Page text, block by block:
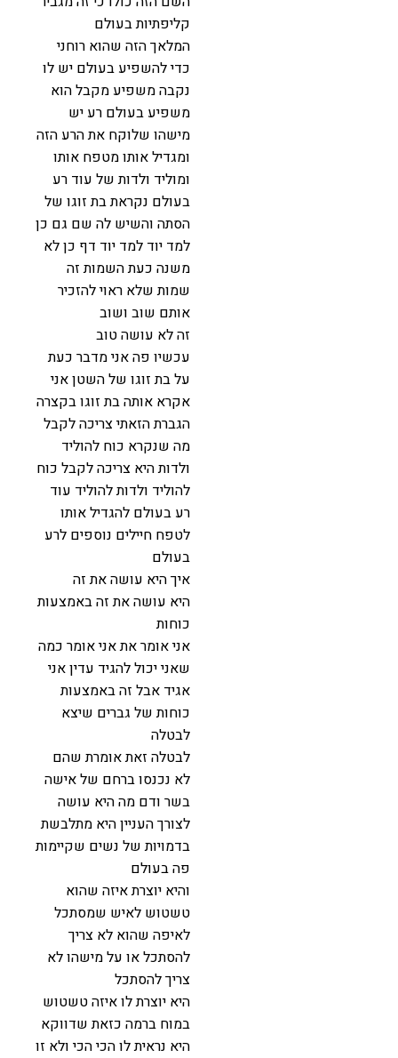
קליפתיות בעולם
המלאך הזה שהוא רוחני
כדי להשפיע בעולם יש לו
נקבה משפיע מקבל הוא
משפיע בעולם רע יש
מישהו שלוקח את הרע הזה
ומגדיל אותו מטפח אותו
ומוליד ולדות של עוד רע
בעולם נקראת בת זוגו של
הסתה והשיש לה שם גם כן
למד יוד למד יוד דף כן לא
משנה כעת השמות זה
שמות שלא ראוי להזכיר
אותם שוב ושוב
זה לא עושה טוב
עכשיו פה אני מדבר כעת
על בת זוגו של השטן אני
אקרא אותה בת זוגו בקצרה
הגברת הזאתי צריכה לקבל
מה שנקרא כוח להוליד
ולדות היא צריכה לקבל כוח
להוליד ולדות להוליד עוד
רע בעולם להגדיל אותו
לטפח חיילים נוספים לרע
בעולם
איך היא עושה את זה
היא עושה את זה באמצעות
כוחות
אני אומר את אני אומר כמה
שאני יכול להגיד עדין אני
אגיד אבל זה באמצעות
כוחות של גברים שיצא
לבטלה
לבטלה זאת אומרת שהם
לא נכנסו ברחם של אישה
בשר ודם מה היא עושה
לצורך העניין היא מתלבשת
בדמויות של נשים שקיימות
פה בעולם
והיא יוצרת איזה שהוא
טשטוש לאיש שמסתכל
לאיפה שהוא לא צריך
להסתכל או על מישהו לא
צריך להסתכל
היא יוצרת לו איזה טשטוש
במוח ברמה כזאת שדווקא
היא נראית לו הכי הכי ולא זו